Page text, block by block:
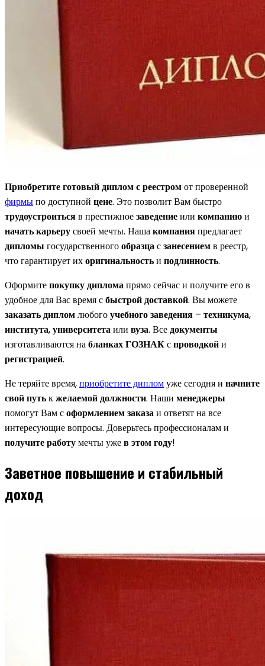
Приобретите готовый диплом с реестромот проверенной
фирмыпо доступной цене. Это позволит Вам быстро
трудоустроитьсяв престижноезаведениеили компаниюи
начать карьерусвоей мечты. Нашакомпанияпредлагает
дипломы государственногообразцасзанесениемв реестр,
что гарантирует ихоригинальностьи подлинность.
Оформитепокупку дипломапрямо сейчас и получите его в
удобное для Вас время сбыстрой доставкой. Вы можете
заказать дипломлюбогоучебного заведения – техникума,
института,университетаили вуза. Вседокументы
изготавливаются набланках ГОЗНАКспроводкойи
регистрацией.
Не теряйте время,приобретите дипломуже сегодня и начните
свой путькжелаемой должности. Наши менеджеры
помогут Вам соформлением заказаи ответят на все
интересующие вопросы. Доверьтесь профессионалам и
получите работумечты ужев этом году!
Заветное повышение и стабильный
доход